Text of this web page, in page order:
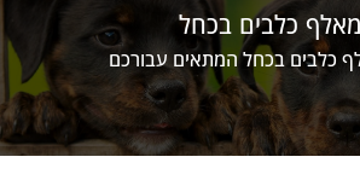
מאלף כלבים בכחל
כלבים בכחל המתאים עבורכם